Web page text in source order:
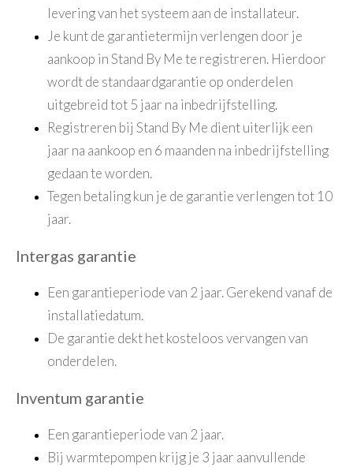
levering van het systeem aan de installateur.
Je kunt de garantietermijn verlengen door je
aankoop in Stand By Me te registreren. Hierdoor
wordt de standaardgarantie op onderdelen
uitgebreid tot 5 jaar na inbedrijfstelling.
Registreren bij Stand By Me dient uiterlijk een
jaar na aankoop en 6 maanden na inbedrijfstelling
gedaan te worden.
Tegen betaling kun je de garantie verlengen tot 10
jaar.
Intergas garantie
Een garantieperiode van 2 jaar. Gerekend vanaf de
installatiedatum.
De garantie dekt het kosteloos vervangen van
onderdelen.
Inventum garantie
Een garantieperiode van 2 jaar.
Bij warmtepompen krijg je 3 jaar aanvullende